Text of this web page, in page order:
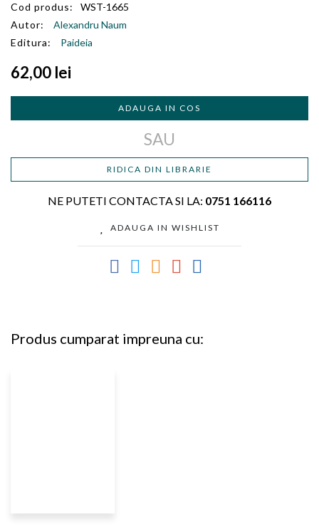
Cod produs:
WST-1665
Autor:
Alexandru Naum
Editura:
Paideia
62,00 lei
ADAUGA IN COS
SAU
RIDICA DIN LIBRARIE
NE PUTETI CONTACTA SI LA: 0751 166116
ADAUGA IN WISHLIST
Produs cumparat impreuna cu: